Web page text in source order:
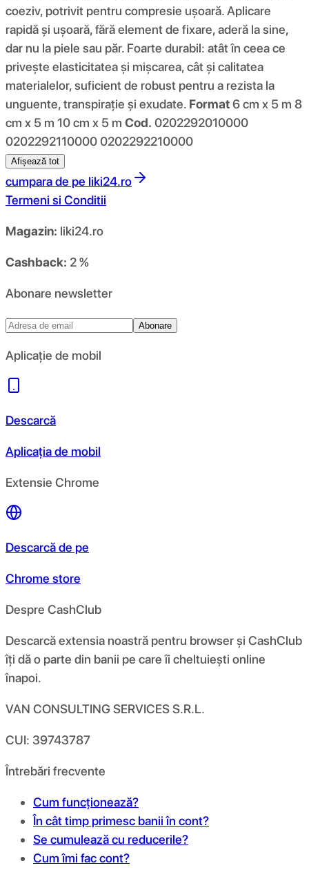
coeziv, potrivit pentru compresie ușoară. Aplicare
rapidă și ușoară, fără element de fixare, aderă la sine,
dar nu la piele sau păr. Foarte durabil: atât în ​​ceea ce
privește elasticitatea și mișcarea, cât și calitatea
materialelor, suficient de robust pentru a rezista la
unguente, transpirație și exudate. Format6 cm x 5 m 8
cm x 5 m 10 cm x 5 m Cod. 0202292010000
0202292110000 0202292210000
Afișează tot
cumpara de pe liki24.ro
Termeni si Conditii
Magazin: liki24.ro
Cashback: 2 %
Abonare newsletter
Abonare
Aplicație de mobil
Descarcă
Aplicația de mobil
Extensie Chrome
Descarcă de pe
Chrome store
Despre CashClub
Descarcă extensia noastră pentru browser și CashClub
îți dă o parte din banii pe care îi cheltuiești online
înapoi.
VAN CONSULTING SERVICES S.R.L.
CUI: 39743787
Întrebări frecvente
Cum funcționează?
În cât timp primesc banii în cont?
Se cumulează cu reducerile?
Cum îmi fac cont?